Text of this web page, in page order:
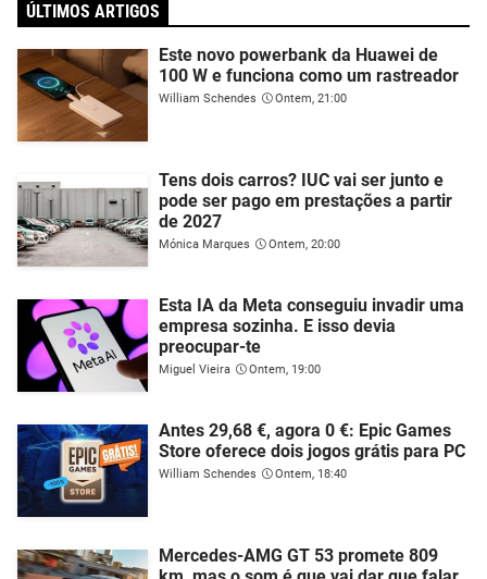
ÚLTIMOS ARTIGOS
Este novo powerbank da Huawei de
100 W e funciona como um rastreador
William Schendes Ontem, 21:00
Tens dois carros? IUC vai ser junto e
pode ser pago em prestações a partir
de 2027
Mónica Marques Ontem, 20:00
Esta IA da Meta conseguiu invadir uma
empresa sozinha. E isso devia
preocupar-te
Miguel Vieira Ontem, 19:00
Antes 29,68 €, agora 0 €: Epic Games
Store oferece dois jogos grátis para PC
William Schendes Ontem, 18:40
Mercedes-AMG GT 53 promete 809